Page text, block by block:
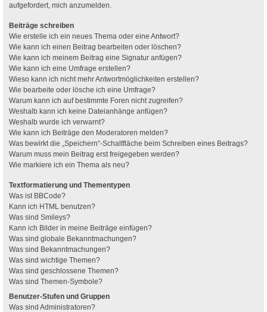
aufgefordert, mich anzumelden.
Beiträge schreiben
Wie erstelle ich ein neues Thema oder eine Antwort?
Wie kann ich einen Beitrag bearbeiten oder löschen?
Wie kann ich meinem Beitrag eine Signatur anfügen?
Wie kann ich eine Umfrage erstellen?
Wieso kann ich nicht mehr Antwortmöglichkeiten erstellen?
Wie bearbeite oder lösche ich eine Umfrage?
Warum kann ich auf bestimmte Foren nicht zugreifen?
Weshalb kann ich keine Dateianhänge anfügen?
Weshalb wurde ich verwarnt?
Wie kann ich Beiträge den Moderatoren melden?
Was bewirkt die „Speichern“-Schaltfläche beim Schreiben eines Beitrags?
Warum muss mein Beitrag erst freigegeben werden?
Wie markiere ich ein Thema als neu?
Textformatierung und Thementypen
Was ist BBCode?
Kann ich HTML benutzen?
Was sind Smileys?
Kann ich Bilder in meine Beiträge einfügen?
Was sind globale Bekanntmachungen?
Was sind Bekanntmachungen?
Was sind wichtige Themen?
Was sind geschlossene Themen?
Was sind Themen-Symbole?
Benutzer-Stufen und Gruppen
Was sind Administratoren?